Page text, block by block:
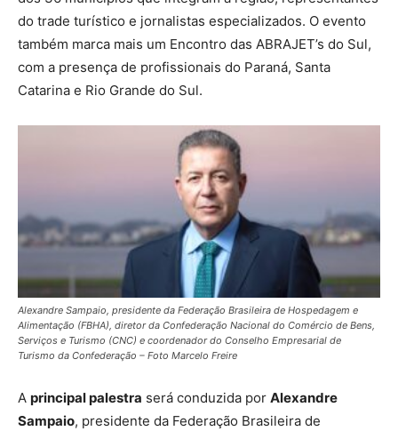
do trade turístico e jornalistas especializados. O evento
também marca mais um Encontro das ABRAJET’s do Sul,
com a presença de profissionais do Paraná, Santa
Catarina e Rio Grande do Sul.
Alexandre Sampaio, presidente da Federação Brasileira de Hospedagem e
Alimentação (FBHA), diretor da Confederação Nacional do Comércio de Bens,
Serviços e Turismo (CNC) e coordenador do Conselho Empresarial de
Turismo da Confederação – Foto Marcelo Freire
A principal palestra será conduzida por Alexandre
Sampaio, presidente da Federação Brasileira de